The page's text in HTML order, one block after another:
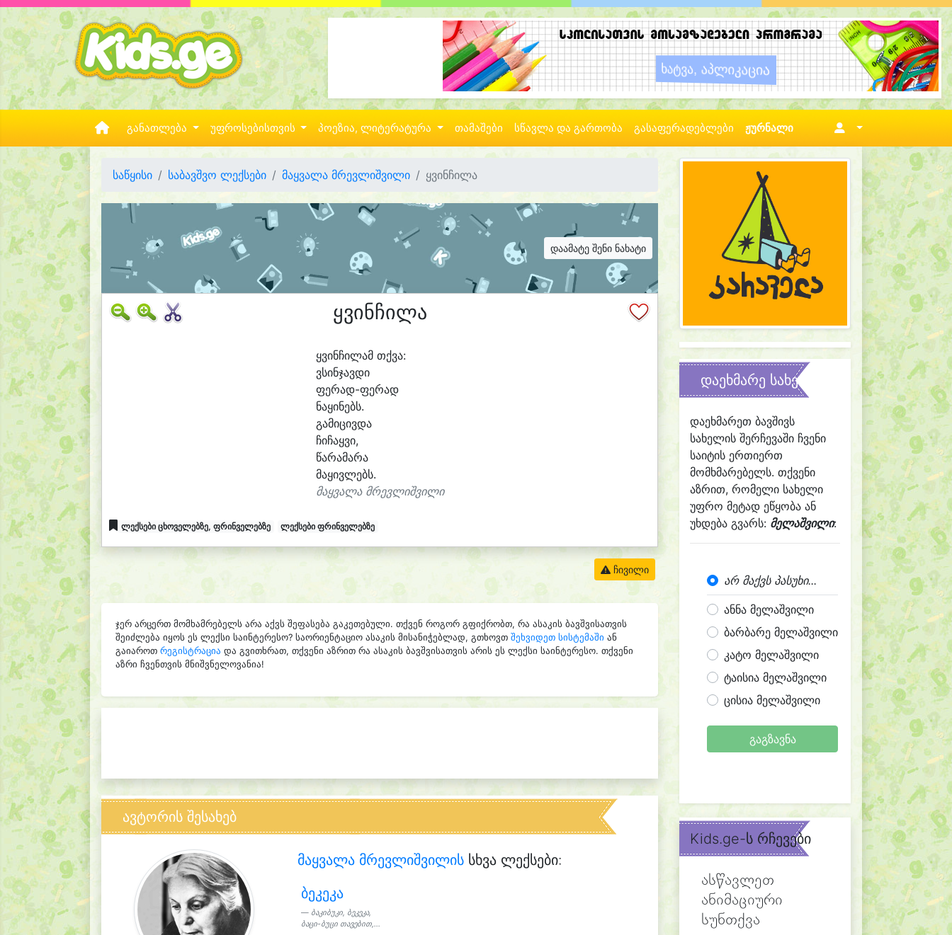
განათლება უფროსებისთვის პოეზია, ლიტერატურა თამაშები სწავლა და გართობა გასაფერადებლები ჟურნალი
საწყისი საბავშვო ლექსები მაყვალა მრევლიშვილი ყვინჩილა
დაამატე შენი ნახატი
ყვინჩილა
ყვინჩილამ თქვა:
ვსინჯავდი
ფერად-ფერად
ნაყინებს.
გამიცივდა
ჩიჩაყვი,
წარამარა
მაყივლებს.
მაყვალა მრევლიშვილი
ლექსები ცხოველებზე, ფრინველებზე ლექსები ფრინველებზე
ჩივილი
ჯერ არცერთ მომხამრებელს არა აქვს შეფასება გაკეთებული. თქვენ როგორ გფიქრობთ, რა ასაკის ბავშვისათვის
შეიძლება იყოს ეს ლექსი საინტერესო? საორიენტაციო ასაკის მისანიჭებლად, გთხოვთ შეხვიდეთ სისტემაში ან
გაიაროთ რეგისტრაცია და გვითხრათ, თქვენი აზრით რა ასაკის ბავშვისათვის არის ეს ლექსი საინტერესო. თქვენი
აზრი ჩვენთვის მნიშვნელოვანია!
ავტორის შესახებ
მაყვალა მრევლიშვილისსხვა ლექსები:
ბეკეკა
ბაკიბუკი, ბეკეკა,
ბაცი-ბუცი თავებით,...
დაეხმარე სახელის შერჩევაში
დაეხმარეთ ბავშივს
სახელის შერჩევაში ჩვენი
საიტის ერთიერთ
მომხმარებელს. თქვენი
აზრით, რომელი სახელი
უფრო მეტად ეწყობა ან
უხდება გვარს: მელაშვილი:
არ მაქვს პასუხი...
ანნა მელაშვილი
ბარბარე მელაშვილი
კატო მელაშვილი
ტაისია მელაშვილი
ცისია მელაშვილი
გაგზავნა
Kids.ge-ს რჩევები
ასწავლეთ
ანიმაციური
სუნთქვა